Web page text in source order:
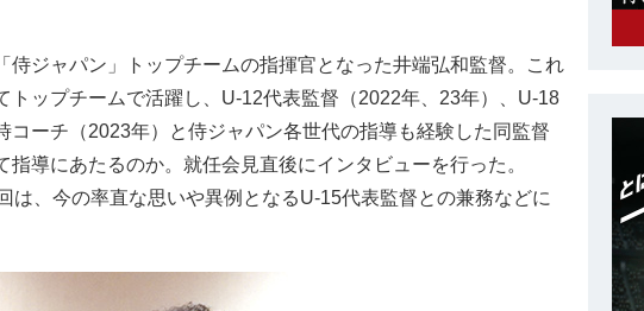
ジャパン」トップチームの指揮官となった井端弘和監督。これ
トップチームで活躍し、U-12代表監督（2022年、23年）、U-18
コーチ（2023年）と侍ジャパン各世代の指導も経験した同監督
指導にあたるのか。就任会見直後にインタビューを行った。
、今の率直な思いや異例となるU-15代表監督との兼務などに